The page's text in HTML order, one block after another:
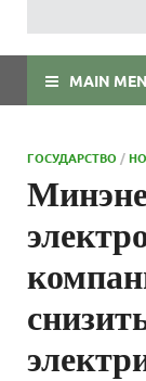
MAIN
ГОСУДАРСТВО /